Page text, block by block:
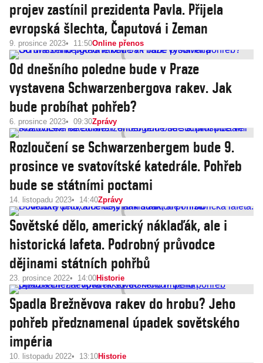
projev zastínil prezidenta Pavla. Přijela
evropská šlechta, Čaputová i Zeman
9. prosince 2023 11:50Online přenos
Od dnešního poledne bude v Praze
vystavena Schwarzenbergova rakev. Jak
bude probíhat pohřeb?
6. prosince 2023 09:30Zprávy
Rozloučení se Schwarzenbergem bude 9.
prosince ve svatovítské katedrále. Pohřeb
bude se státními poctami
14. listopadu 2023 14:40Zprávy
Sovětské dělo, americký náklaďák, ale i
historická lafeta. Podrobný průvodce
dějinami státních pohřbů
23. prosince 2022 14:00Historie
Spadla Brežněvova rakev do hrobu? Jeho
pohřeb předznamenal úpadek sovětského
impéria
10. listopadu 2022 13:10Historie